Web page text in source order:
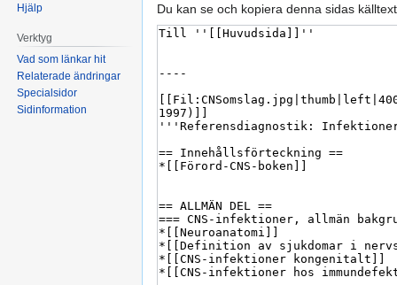
Du kan se och kopiera denna sidas
Hjälp
Verktyg
Vad som länkar hit
Relaterade ändringar
Specialsidor
Sidinformation